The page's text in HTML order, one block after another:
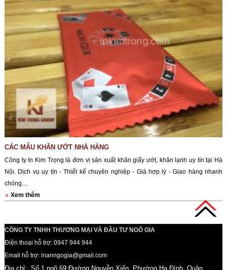
CÁC MẪU KHĂN ƯỚT NHÀ HÀNG
Công ty In Kim Trọng là đơn vị sản xuất khăn giấy ướt, khăn lạnh uy tín tại Hà
Nội. Dịch vụ uy tín - Thiết kế chuyên nghiệp - Giá hợp lý - Giao hàng nhanh
chóng....
Xem thêm
CÔNG TY TNHH THƯƠNG MẠI VÀ ĐẦU TƯ NGÔ GIA
Điện thoại hỗ trợ: 0947 944 944
Email hỗ trợ: inanngogia@gmail.com
Địa chỉ: Số 1 ngõ 69 Đường Nguyễn Xiển, Phường Hạ Đình, Quận